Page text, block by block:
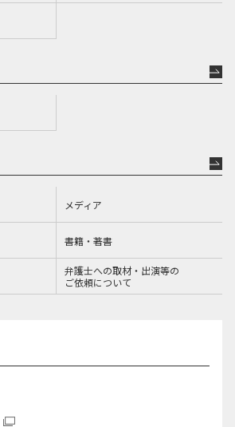
メディア
書籍・著書
弁護士への取材・出演等の
ご依頼について